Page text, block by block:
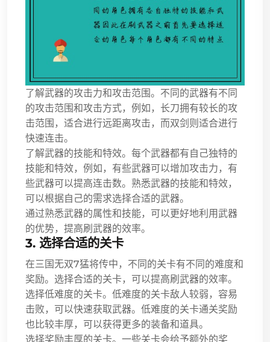
了解武器的攻击力和攻击范围。不同的武器有不同
的攻击范围和攻击方式，例如，长刀拥有较长的攻
击范围，适合进行远距离攻击，而双剑则适合进行
快速连击。
了解武器的技能和特效。每个武器都有自己独特的
技能和特效，例如，有些武器可以增加攻击力，有
些武器可以提高连击数。熟悉武器的技能和特效，
可以根据自己的需求选择合适的武器。
通过熟悉武器的属性和技能，可以更好地利用武器
的优势，提高刷武器的效率。
3. 选择合适的关卡
在三国无双7猛将传中，不同的关卡有不同的难度和
奖励。选择合适的关卡，可以提高刷武器的效率。
选择低难度的关卡。低难度的关卡敌人较弱，容易
击败，可以快速获取武器。低难度的关卡通关奖励
也比较丰厚，可以获得更多的装备和道具。
选择奖励丰厚的关卡。一些关卡会给予额外的奖